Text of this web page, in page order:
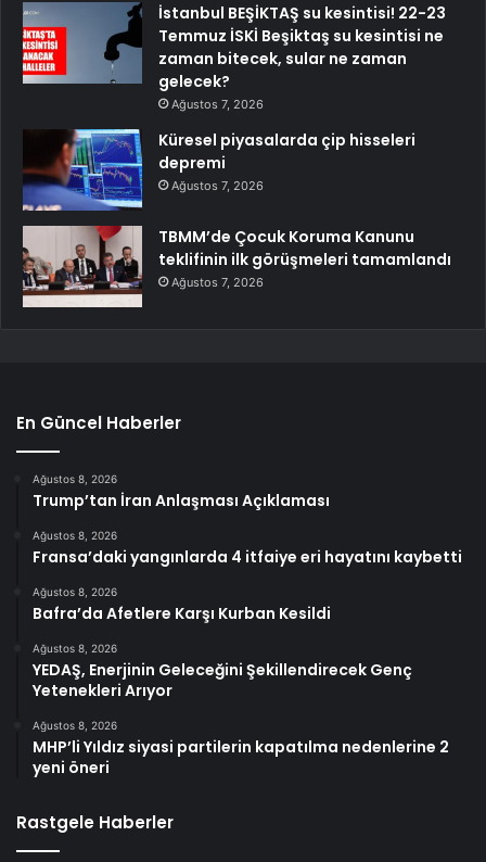
İstanbul BEŞİKTAŞ su kesintisi! 22-23
Temmuz İSKİ Beşiktaş su kesintisi ne
zaman bitecek, sular ne zaman
gelecek?
Ağustos 7, 2026
Küresel piyasalarda çip hisseleri
depremi
Ağustos 7, 2026
TBMM’de Çocuk Koruma Kanunu
teklifinin ilk görüşmeleri tamamlandı
Ağustos 7, 2026
En Güncel Haberler
Ağustos 8, 2026
Trump’tan İran Anlaşması Açıklaması
Ağustos 8, 2026
Fransa’daki yangınlarda 4 itfaiye eri hayatını kaybetti
Ağustos 8, 2026
Bafra’da Afetlere Karşı Kurban Kesildi
Ağustos 8, 2026
YEDAŞ, Enerjinin Geleceğini Şekillendirecek Genç
Yetenekleri Arıyor
Ağustos 8, 2026
MHP’li Yıldız siyasi partilerin kapatılma nedenlerine 2
yeni öneri
Rastgele Haberler